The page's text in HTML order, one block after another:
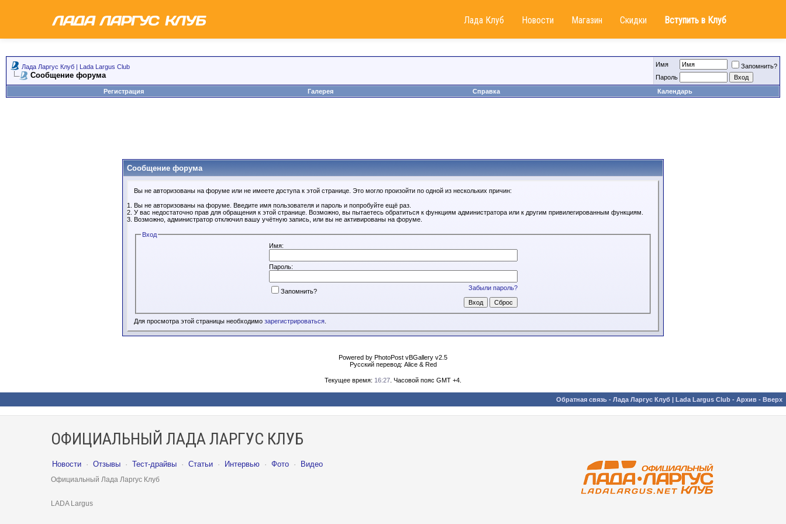
Лада Клуб Новости Магазин Скидки Вступить в Клуб
Лада Ларгус Клуб | Lada Largus Club
Сообщение форума
Имя
Запомнить?
Пароль
Регистрация
Галерея Справка Календарь
Сообщение форума
Вы не авторизованы на форуме или не имеете доступа к этой странице. Это могло произойти по одной из нескольких причин:
Вы не авторизованы на форуме. Введите имя пользователя и пароль и попробуйте ещё раз.
У вас недостаточно прав для обращения к этой странице. Возможно, вы пытаетесь обратиться к функциям администратора или к другим привилегированным функциям.
Возможно, администратор отключил вашу учётную запись, или вы не активированы на форуме.
Вход
Имя:
Пароль:
Забыли пароль?
Запомнить?
Для просмотра этой страницы необходимо зарегистрироваться
Powered by PhotoPost vBGallery v2.5
Русский перевод: Alice & Red
Текущее время: 16:27 . Часовой пояс GMT +4.
Обратная связь - Лада Ларгус Клуб | Lada Largus Club - Архив - Вверх
ОФИЦИАЛЬНЫЙ ЛАДА ЛАРГУС КЛУБ
Новости · Отзывы · Тест-драйвы · Статьи · Интервью · Фото · Видео
Официальный Лада Ларгус Клуб
LADA Largus